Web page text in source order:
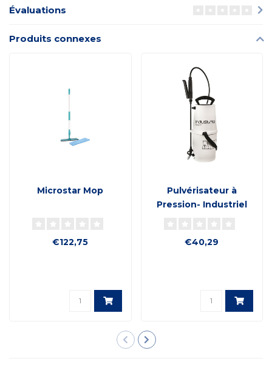
Évaluations
Produits connexes
Microstar Mop
€122,75
Pulvérisateur à
Pression- Industriel
€40,29